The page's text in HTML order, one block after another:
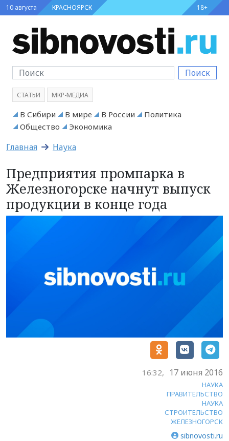
10 августа КРАСНОЯРСК 18+
Поиск
СТАТЬИ МКР-МЕДИА
В Сибири В мире В России
Политика
Общество
Экономика
Главная Наука
Предприятия промпарка в
Железногорске начнут выпуск
продукции в конце года
16:32, 17 июня 2016
НАУКА
ПРАВИТЕЛЬСТВО
НАУКА
СТРОИТЕЛЬСТВО
ЖЕЛЕЗНОГОРСК
sibnovosti.ru